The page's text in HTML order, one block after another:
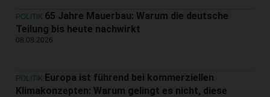
POLITIK 65 Jahre Mauerbau: Warum die deutsche
Teilung bis heute nachwirkt
08.08.2026
POLITIK Europa ist führend bei kommerziellen
Klimakonzepten: Warum gelingt es nicht, diese